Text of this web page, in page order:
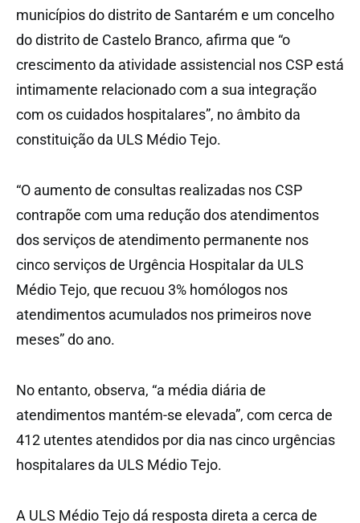
municípios do distrito de Santarém e um concelho
do distrito de Castelo Branco, afirma que “o
crescimento da atividade assistencial nos CSP está
intimamente relacionado com a sua integração
com os cuidados hospitalares”, no âmbito da
constituição da ULS Médio Tejo.
“O aumento de consultas realizadas nos CSP
contrapõe com uma redução dos atendimentos
dos serviços de atendimento permanente nos
cinco serviços de Urgência Hospitalar da ULS
Médio Tejo, que recuou 3% homólogos nos
atendimentos acumulados nos primeiros nove
meses” do ano.
No entanto, observa, “a média diária de
atendimentos mantém-se elevada”, com cerca de
412 utentes atendidos por dia nas cinco urgências
hospitalares da ULS Médio Tejo.
A ULS Médio Tejo dá resposta direta a cerca de